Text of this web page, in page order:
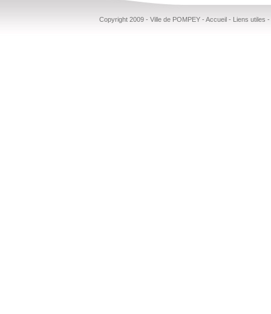
Copyright 2009 - Ville de POMPEY - Accueil- Liens utiles -